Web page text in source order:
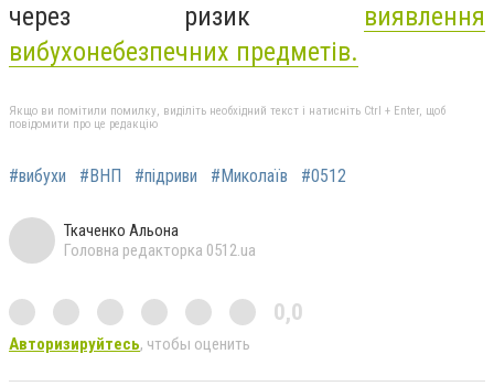
через ризик виявлення
вибухонебезпечних предметів.
Якщо ви помітили помилку, виділіть необхідний текст і натисніть Ctrl + Enter, щоб
повідомити про це редакцію
#вибухи #ВНП #підриви #Миколаїв #0512
Ткаченко Альона
Головна редакторка 0512.ua
0,0
Авторизируйтесь, чтобы оценить